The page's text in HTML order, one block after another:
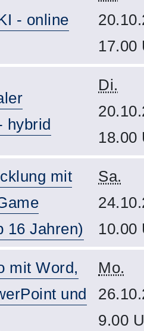
- online
17.00
hybrid
Di.
18.00
mit
16 Jahren)
Sa.
10.00
mit Word,
und
Mo.
9.00